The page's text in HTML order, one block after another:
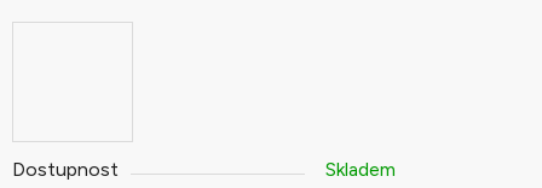
Dostupnost
Skladem